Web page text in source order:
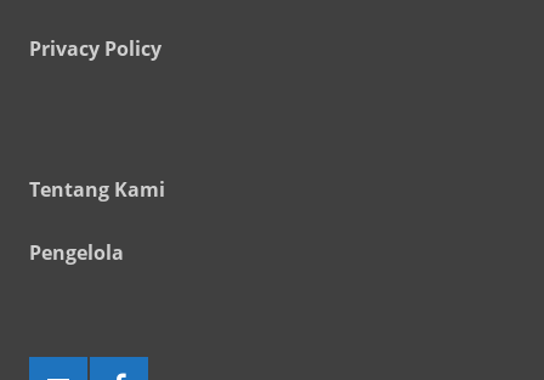
Privacy Policy
Tentang Kami
Pengelola